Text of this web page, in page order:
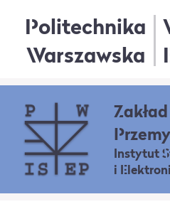
Politechnika
Warszawska
Instytut
i